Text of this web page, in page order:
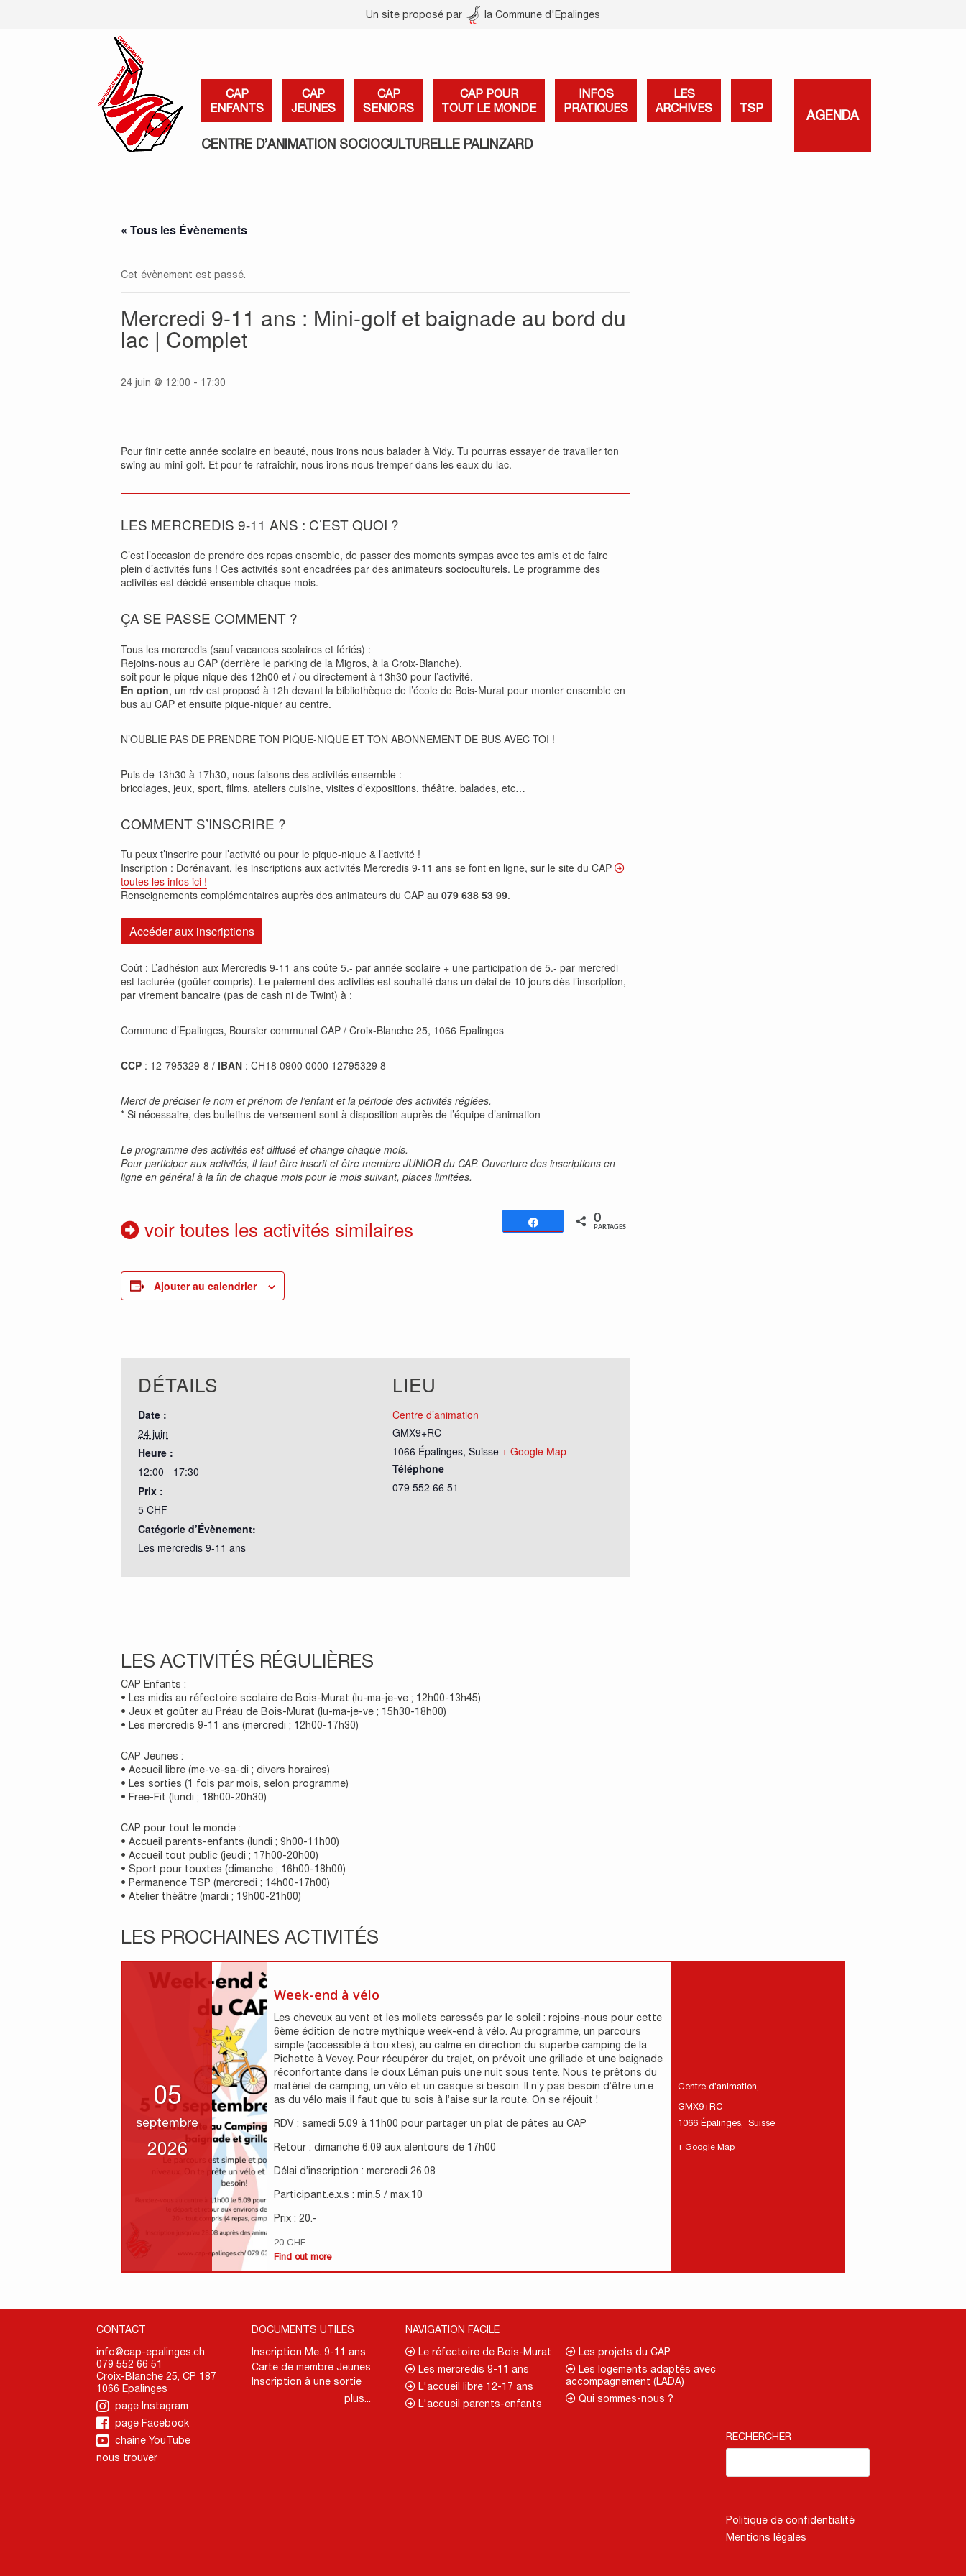
Un site proposé par la Commune d'Epalinges
CAP
ENFANTS
CAP
JEUNES
CAP
SENIORS
CAP POUR
TOUT LE MONDE
INFOS
PRATIQUES
LES
ARCHIVES
TSP
AGENDA
CENTRE D’ANIMATION SOCIOCULTURELLE PALINZARD
« Tous les Évènements
Cet évènement est passé.
Mercredi 9-11 ans : Mini-golf et baignade au bord du
lac | Complet
24 juin @ 12:00 - 17:30
Pour finir cette année scolaire en beauté, nous irons nous balader à Vidy. Tu pourras essayer de travailler ton
swing au mini-golf. Et pour te rafraichir, nous irons nous tremper dans les eaux du lac.
LES MERCREDIS 9-11 ANS : C’EST QUOI ?
C’est l’occasion de prendre des repas ensemble, de passer des moments sympas avec tes amis et de faire
plein d’activités funs ! Ces activités sont encadrées par des animateurs socioculturels. Le programme des
activités est décidé ensemble chaque mois.
ÇA SE PASSE COMMENT ?
Tous les mercredis (sauf vacances scolaires et fériés) :
Rejoins-nous au CAP (derrière le parking de la Migros, à la Croix-Blanche),
soit pour le pique-nique dès 12h00 et / ou directement à 13h30 pour l’activité.
En option, un rdv est proposé à 12h devant la bibliothèque de l’école de Bois-Murat pour monter ensemble en
bus au CAP et ensuite pique-niquer au centre.
N’OUBLIE PAS DE PRENDRE TON PIQUE-NIQUE ET TON ABONNEMENT DE BUS AVEC TOI !
Puis de 13h30 à 17h30, nous faisons des activités ensemble :
bricolages, jeux, sport, films, ateliers cuisine, visites d’expositions, théâtre, balades, etc…
COMMENT S’INSCRIRE ?
Tu peux t’inscrire pour l’activité ou pour le pique-nique & l’activité !
Inscription : Dorénavant, les inscriptions aux activités Mercredis 9-11 ans se font en ligne, sur le site du CAP
toutes les infos ici !
Renseignements complémentaires auprès des animateurs du CAP au 079 638 53 99.
Accéder aux inscriptions
Coût : L’adhésion aux Mercredis 9-11 ans coûte 5.- par année scolaire + une participation de 5.- par mercredi
est facturée (goûter compris). Le paiement des activités est souhaité dans un délai de 10 jours dès l’inscription,
par virement bancaire (pas de cash ni de Twint) à :
Commune d’Epalinges, Boursier communal CAP / Croix-Blanche 25, 1066 Epalinges
CCP : 12-795329-8 / IBAN : CH18 0900 0000 12795329 8
Merci de préciser le nom et prénom de l’enfant et la période des activités réglées.
* Si nécessaire, des bulletins de versement sont à disposition auprès de l’équipe d’animation
Le programme des activités est diffusé et change chaque mois.
Pour participer aux activités, il faut être inscrit et être membre JUNIOR du CAP. Ouverture des inscriptions en
ligne en général à la fin de chaque mois pour le mois suivant, places limitées.
Partagez 0
PARTAGES
voir toutes les activités similaires
Ajouter au calendrier
DÉTAILS
Date :
24 juin
Heure :
12:00 - 17:30
Prix :
5 CHF
Catégorie d’Évènement:
Les mercredis 9-11 ans
LIEU
Centre d’animation
GMX9+RC
1066 Épalinges, Suisse + Google Map
Téléphone
079 552 66 51
LES ACTIVITÉS RÉGULIÈRES
CAP Enfants :
• Les midis au réfectoire scolaire de Bois-Murat (lu-ma-je-ve ; 12h00-13h45)
• Jeux et goûter au Préau de Bois-Murat (lu-ma-je-ve ; 15h30-18h00)
• Les mercredis 9-11 ans (mercredi ; 12h00-17h30)
CAP Jeunes :
• Accueil libre (me-ve-sa-di ; divers horaires)
• Les sorties (1 fois par mois, selon programme)
• Free-Fit (lundi ; 18h00-20h30)
CAP pour tout le monde :
• Accueil parents-enfants (lundi ; 9h00-11h00)
• Accueil tout public (jeudi ; 17h00-20h00)
• Sport pour touxtes (dimanche ; 16h00-18h00)
• Permanence TSP (mercredi ; 14h00-17h00)
• Atelier théâtre (mardi ; 19h00-21h00)
LES PROCHAINES ACTIVITÉS
05
septembre
2026
Week-end à vélo
Les cheveux au vent et les mollets caressés par le soleil : rejoins-nous pour cette
6ème édition de notre mythique week-end à vélo. Au programme, un parcours
simple (accessible à tou·xtes), au calme en direction du superbe camping de la
Pichette à Vevey. Pour récupérer du trajet, on prévoit une grillade et une baignade
réconfortante dans le doux Léman puis une nuit sous tente. Nous te prêtons du
matériel de camping, un vélo et un casque si besoin. Il n’y pas besoin d’être un.e
as du vélo mais il faut que tu sois à l’aise sur la route. On se réjouit !
RDV : samedi 5.09 à 11h00 pour partager un plat de pâtes au CAP
Retour : dimanche 6.09 aux alentours de 17h00
Délai d’inscription : mercredi 26.08
Participant.e.x.s : min.5 / max.10
Prix : 20.-
20 CHF
Find out more
Centre d’animation
GMX9+RC
1066 Épalinges
Suisse
+ Google Map
CONTACT
info@cap-epalinges.ch
079 552 66 51
Croix-Blanche 25, CP 187
1066 Epalinges
page Instagram
page Facebook
chaine YouTube
nous trouver
DOCUMENTS UTILES
Inscription Me. 9-11 ans
Carte de membre Jeunes
Inscription à une sortie
plus...
NAVIGATION FACILE
Le réfectoire de Bois-Murat
Les mercredis 9-11 ans
L'accueil libre 12-17 ans
L'accueil parents-enfants
Les projets du CAP
Les logements adaptés avec
accompagnement (LADA)
Qui sommes-nous ?
RECHERCHER
Politique de confidentialité
Mentions légales